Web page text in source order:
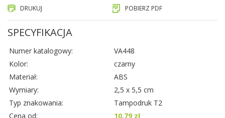
DRUKUJ
POBIERZ PDF
SPECYFIKACJA
Numer katalogowy:
VA448
Kolor:
czarny
Materiał:
ABS
Wymiary:
2,5 x 5,5 cm
Typ znakowania:
Tampodruk T2
Cena od:
10.79 zł